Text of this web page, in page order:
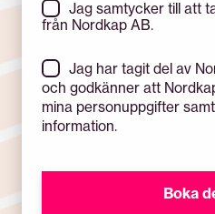
Jag samtycker till att
från Nordkap AB.
Jag har tagit del av
och godkänner att
mina personuppgifter
information.